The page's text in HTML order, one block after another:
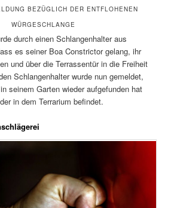
BEZÜGLICH DER ENTFLOHENEN
WÜRGESCHLANGE
durch einen Schlangenhalter aus
es seiner Boa Constrictor gelang, ihr
und über die Terrassentür in die Freiheit
Schlangenhalter wurde nun gemeldet,
seinem Garten wieder aufgefunden hat
in dem Terrarium befindet.